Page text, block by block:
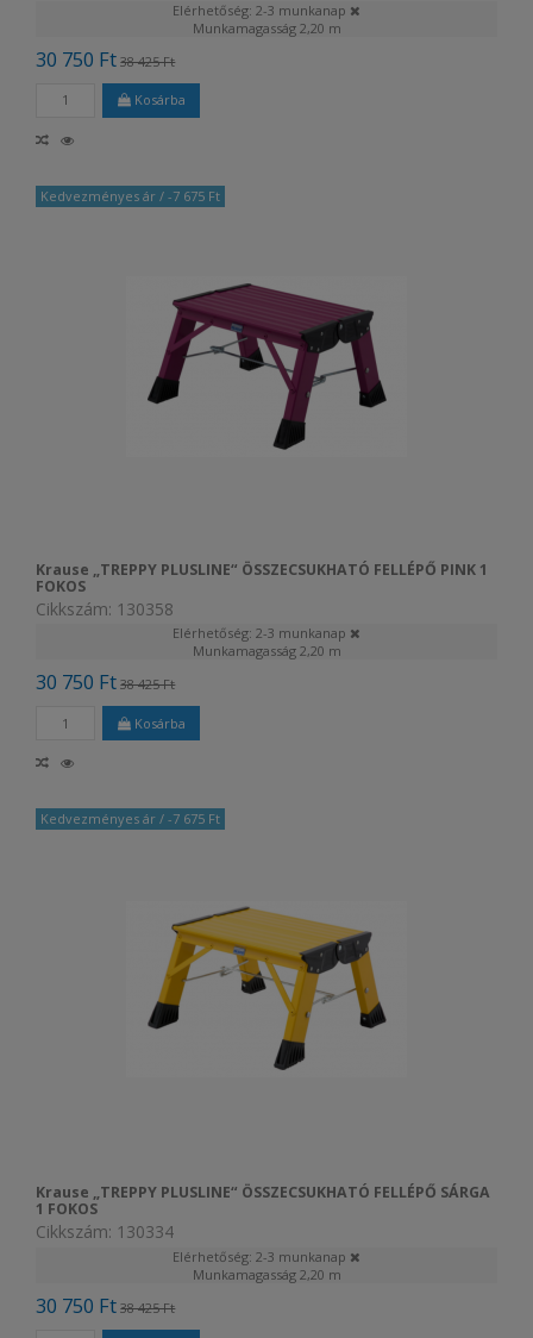
Elérhetőség: 2-3 munkanap
Munkamagasság 2,20 m
30 750 Ft 38 425 Ft
Kosárba
Kedvezményes ár/ -7 675 Ft
Krause „TREPPY PLUSLINE“ ÖSSZECSUKHATÓ FELLÉPŐ PINK 1
FOKOS
Cikkszám: 130358
Elérhetőség: 2-3 munkanap
Munkamagasság 2,20 m
30 750 Ft 38 425 Ft
Kosárba
Kedvezményes ár/ -7 675 Ft
Krause „TREPPY PLUSLINE“ ÖSSZECSUKHATÓ FELLÉPŐ SÁRGA
1 FOKOS
Cikkszám: 130334
Elérhetőség: 2-3 munkanap
Munkamagasság 2,20 m
30 750 Ft 38 425 Ft